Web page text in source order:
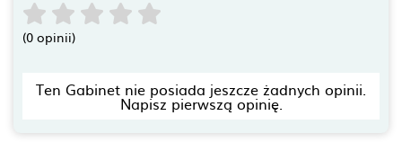
(0 opinii)
Ten Gabinet nie posiada jeszcze żadnych opinii.
Napisz pierwszą opinię.